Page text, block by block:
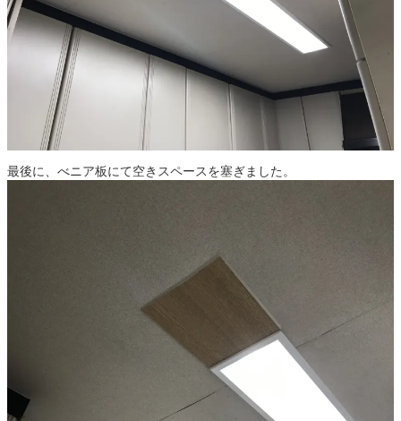
最後に、べニア板にて空きスペースを塞ぎました。